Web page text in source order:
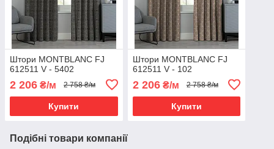
Штори MONTBLANC FJ
612511 V - 5402
2 206 ₴/м 2 758 ₴/м
Купити
Штори MONTBLANC FJ
612511 V - 102
2 206₴/м 2 758 ₴/м
Купити
Подібні товари компанії